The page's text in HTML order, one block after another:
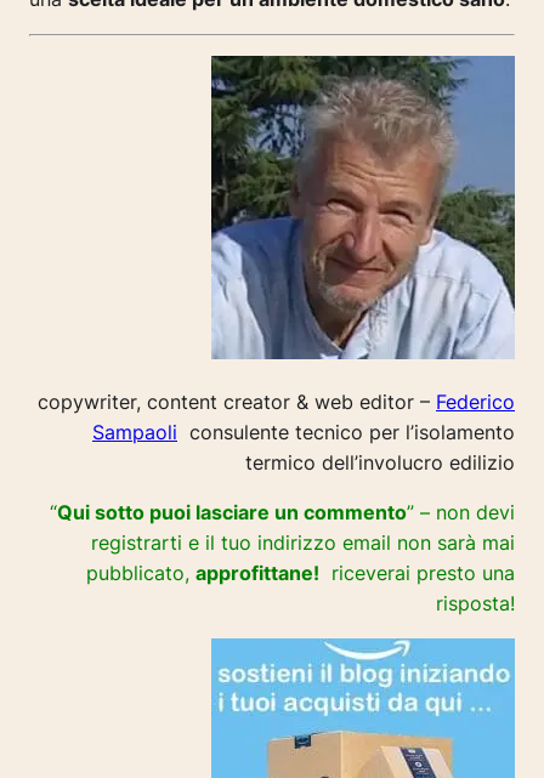
copywriter, content creator & web editor – Federico
Sampaoli consulente tecnico per l’isolamento
termico dell’involucro edilizio
“Qui sotto puoi lasciare un commento” – non devi
registrarti e il tuo indirizzo email non sarà mai
pubblicato, approfittane! riceverai presto una
risposta!